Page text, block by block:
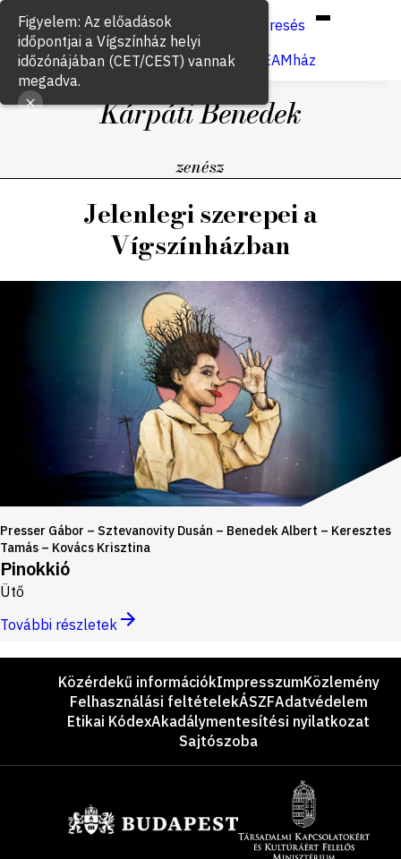
Keresés
Jegyvásárlás
VígSTREAMház
Kárpáti Benedek
zenész
Jelenlegi szerepei a
Vígszínházban
Presser Gábor – Sztevanovity Dusán – Benedek Albert – Keresztes
Tamás – Kovács Krisztina
Pinokkió
Ütő
További részletek
LáblécKözérdekű információkImpresszumKözlemény
Felhasználási feltételekÁSZFAdatvédelem
Etikai KódexAkadálymentesítési nyilatkozat
Sajtószoba
Figyelem: Az előadások
időpontjai a Vígszínház helyi
időzónájában (CET/CEST) vannak
megadva.